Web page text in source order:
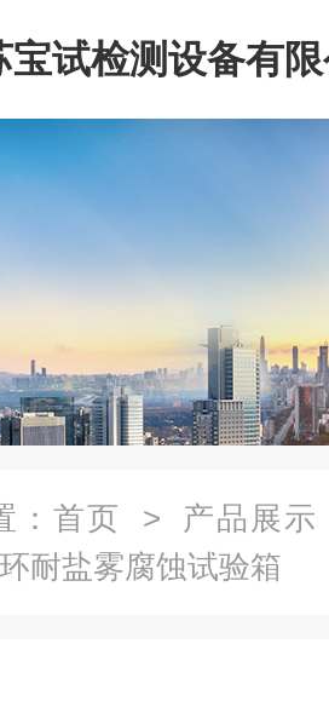
宝试检测设备有
： 首页 > 产品展示
耐盐雾腐蚀试验箱